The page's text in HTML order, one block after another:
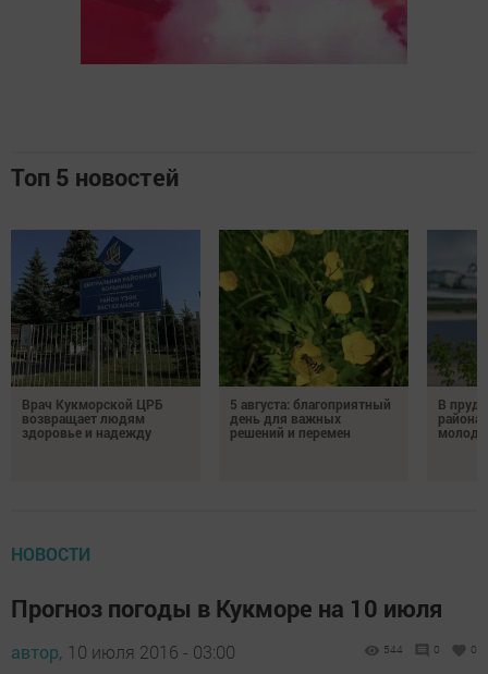
Топ 5 новостей
Врач Кукморской ЦРБ
возвращает людям
здоровье и надежду
5 августа: благоприятный
день для важных
решений и перемен
В
района
НОВОСТИ
Прогноз погоды в Кукморе на 10 июля
автор, 10 июля 2016 - 03:00 544 0 0